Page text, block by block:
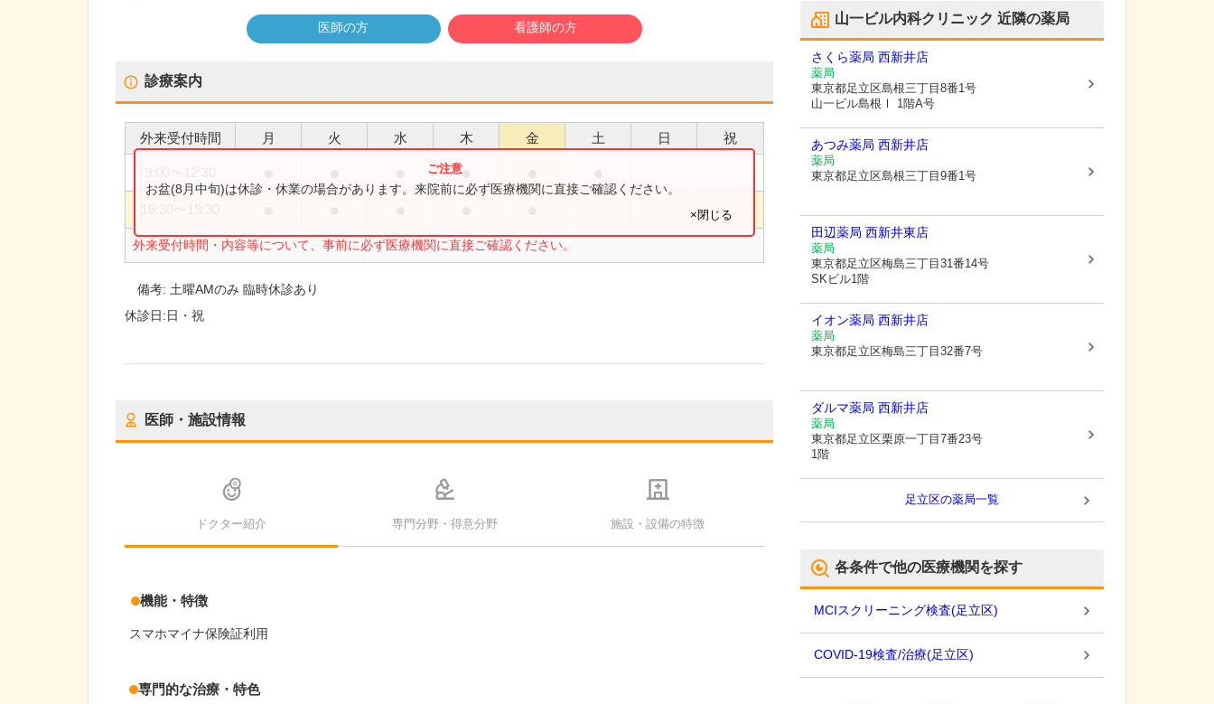
医師の方 看護師の方
診療案内
外来受付時間 月 火 水 木 金 土 日 祝
●
外来受付時間・内容等について、事前に必ず医療機関に直接ご確認ください。
お盆(8月中旬)は休診・休業の場合があります。来院前に必ず医療機関に直接ご確認ください。
×閉じる
備考: 土曜AMのみ 臨時休診あり
休診日:日・祝
医師・施設情報
ドクター紹介 専門分野・得意分野 施設・設備の特徴
機能・特徴
スマホマイナ保険証利用
専門的な治療・特色
山一ビル内科クリニック 近隣の薬局
さくら薬局 西新井店
薬局
東京都足立区島根三丁目8番1号
山一ビル島根Ⅰ 1階A号
あつみ薬局 西新井店
薬局
東京都足立区島根三丁目9番1号
田辺薬局 西新井東店
薬局
東京都足立区梅島三丁目31番14号
SKビル1階
イオン薬局 西新井店
薬局
東京都足立区梅島三丁目32番7号
ダルマ薬局 西新井店
薬局
東京都足立区栗原一丁目7番23号
1階
足立区の薬局一覧
各条件で他の医療機関を探す
MCIスクリーニング検査(足立区)
COVID-19検査/治療(足立区)